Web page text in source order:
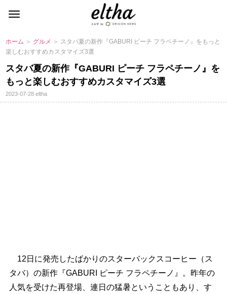
ホーム ＞ グルメ ＞ スタバ夏の新作『GABURI ピーチ フラペチーノ』をもっと
楽しむおすすめカスタマイズ3選
スタバ夏の新作『GABURI ピーチ フラペチーノ』を
もっと楽しむおすすめカスタマイズ3選
2023-07-28eltha
12日に発売したばかりのスターバックスコーヒー（ス
タバ）の新作『GABURI ピーチ フラペチーノ』。昨年の
人気を受けた再登場、連日の猛暑ということもあり、す